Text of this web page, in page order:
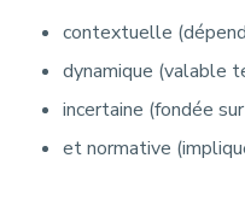
contextuelle
dynamique (valable
incertaine (fondée
et normative